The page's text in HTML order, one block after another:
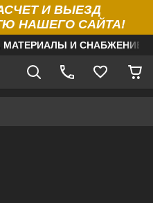
И ВЫЕЗД
НАШЕГО САЙТА!
МАТЕРИАЛЫ И